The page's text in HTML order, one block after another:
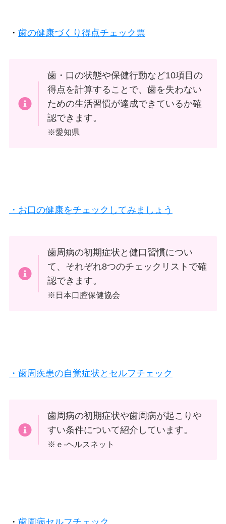
・ 歯の健康づくり得点チェック票
歯・口の状態や保健行動など10項目の
得点を計算することで、歯を失わない
ための生活習慣が達成できているか確
認できます。
※愛知県
・お口の健康をチェックしてみましょう
歯周病の初期症状と健口習慣につい
て、それぞれ8つのチェックリストで確
認できます。
※日本口腔保健協会
・歯周疾患の自覚症状とセルフチェック
歯周病の初期症状や歯周病が起こりや
すい条件について紹介しています。
※ｅ-ヘルスネット